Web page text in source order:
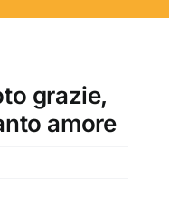
grazie,
amore